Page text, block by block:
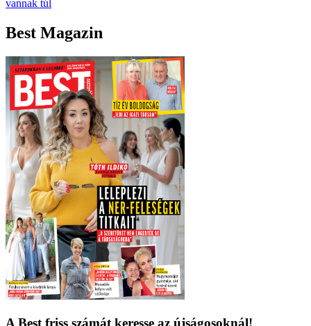
vannak túl
Best Magazin
A Best friss számát keresse az újságosoknál!